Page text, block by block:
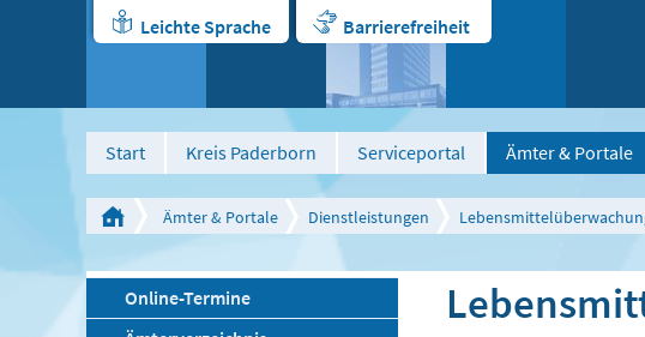
Leichte Sprache Barrierefreiheit
Start Kreis Paderborn Serviceportal Ämter & Portale
Ämter & Portale Dienstleistungen
Online-Termine